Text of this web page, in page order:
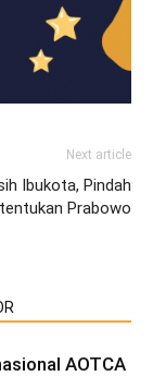
Next article
Ibukota, Pindah
Prabowo
AOTCA